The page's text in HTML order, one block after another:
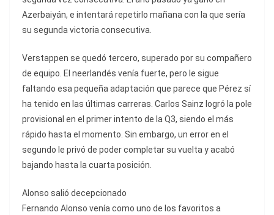
Azerbaiyán, e intentará repetirlo mañana con la que sería
su segunda victoria consecutiva.
Verstappen se quedó tercero, superado por su compañero
de equipo. El neerlandés venía fuerte, pero le sigue
faltando esa pequeña adaptación que parece que Pérez sí
ha tenido en las últimas carreras. Carlos Sainz logró la pole
provisional en el primer intento de la Q3, siendo el más
rápido hasta el momento. Sin embargo, un error en el
segundo le privó de poder completar su vuelta y acabó
bajando hasta la cuarta posición.
Alonso salió decepcionado
Fernando Alonso venía como uno de los favoritos a